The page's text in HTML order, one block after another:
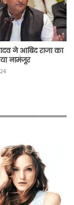
ने आबिद राजा का
नामंजूर